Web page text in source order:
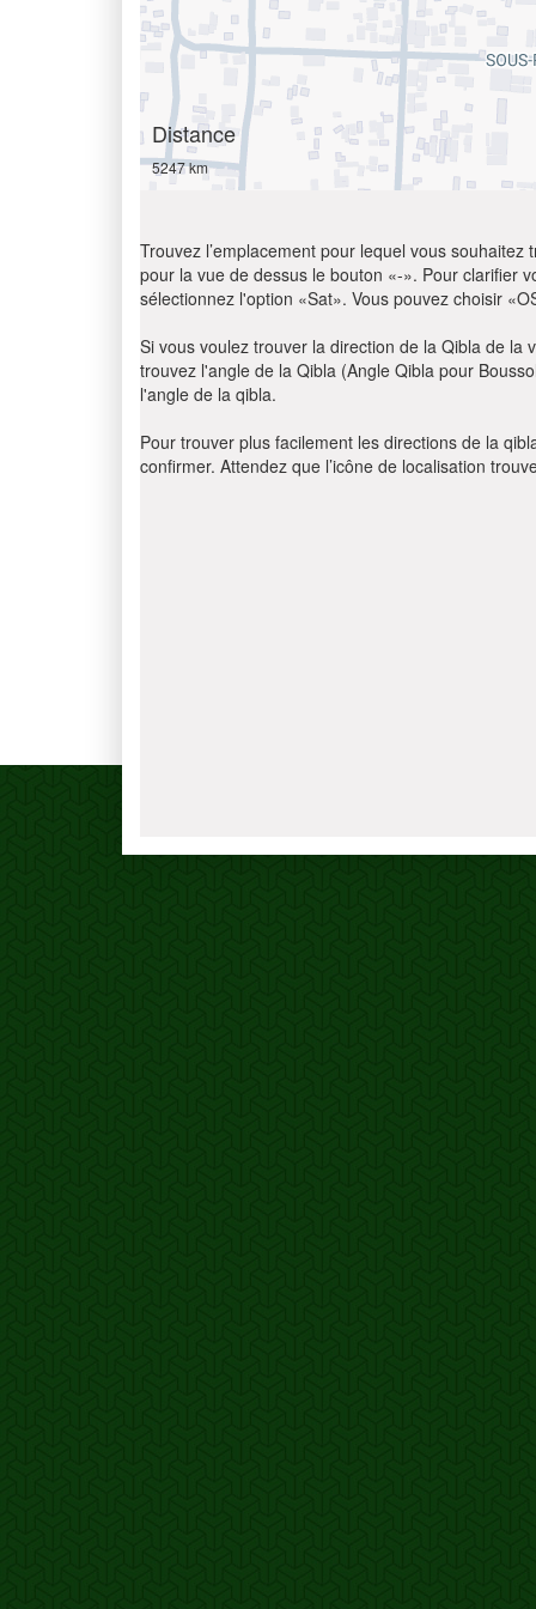
Distance
5247 km
Trouvez l’emplacement pour lequel vous
pour la vue de dessus le bouton «-». Pour clarifier
sélectionnez l'option «Sat». Vous pouvez choisir
Si vous voulez trouver la direction de la Qibla de la
trouvez l'angle de la Qibla (Angle Qibla pour
l'angle de la qibla.
Pour trouver plus facilement les directions de la
confirmer. Attendez que l’icône de localisation